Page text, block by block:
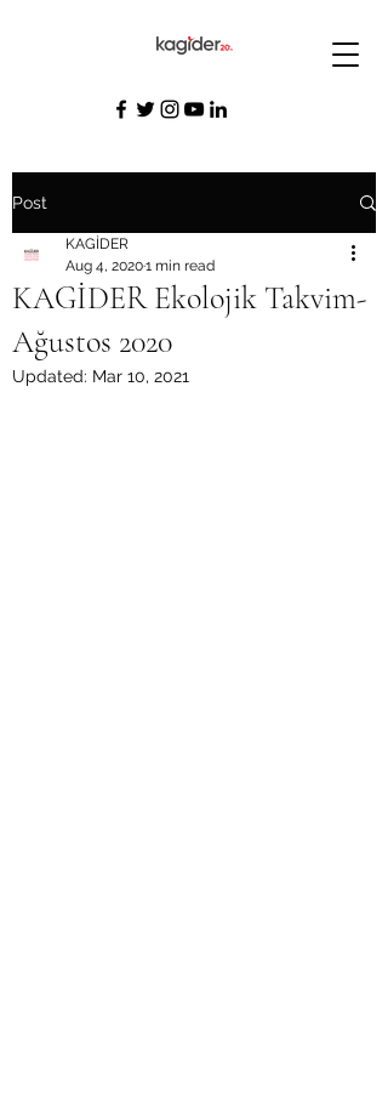
Post
KAGİDER Ekolojik Takvim-
Ağustos 2020
KAGİDER
Aug 4, 20201 min read
Updated: Mar 10, 2021